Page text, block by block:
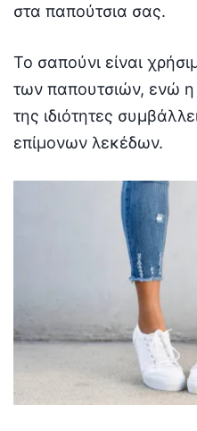
στα παπούτσια σας.
Το σαπούνι είναι
των παπουτσιών, ενώ η
της ιδιότητες
επίμονων λεκέδων.